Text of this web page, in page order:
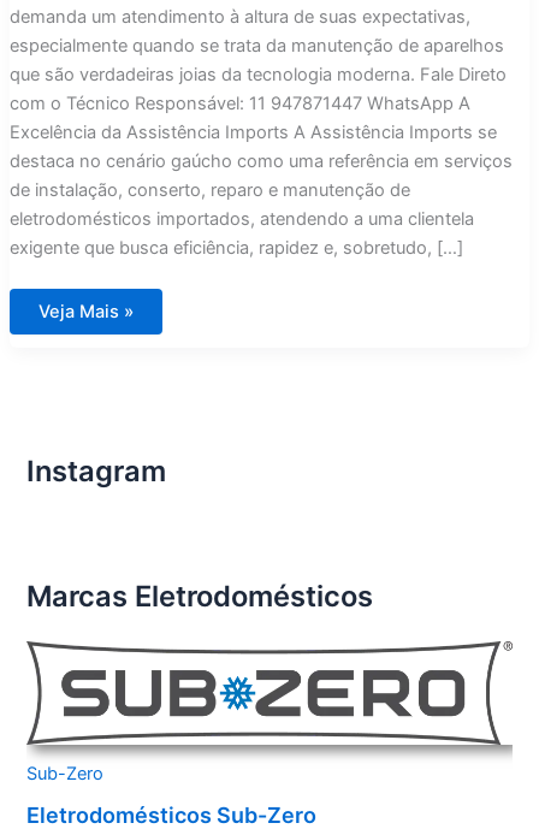
demanda um atendimento à altura de suas expectativas,
especialmente quando se trata da manutenção de aparelhos
que são verdadeiras joias da tecnologia moderna. Fale Direto
com o Técnico Responsável: 11 947871447 WhatsApp A
Excelência da Assistência Imports A Assistência Imports se
destaca no cenário gaúcho como uma referência em serviços
de instalação, conserto, reparo e manutenção de
eletrodomésticos importados, atendendo a uma clientela
exigente que busca eficiência, rapidez e, sobretudo, […]
Assistência
Técnica
Veja Mais »
Instagram
Marcas Eletrodomésticos
Sub-Zero
Eletrodomésticos Sub-Zero